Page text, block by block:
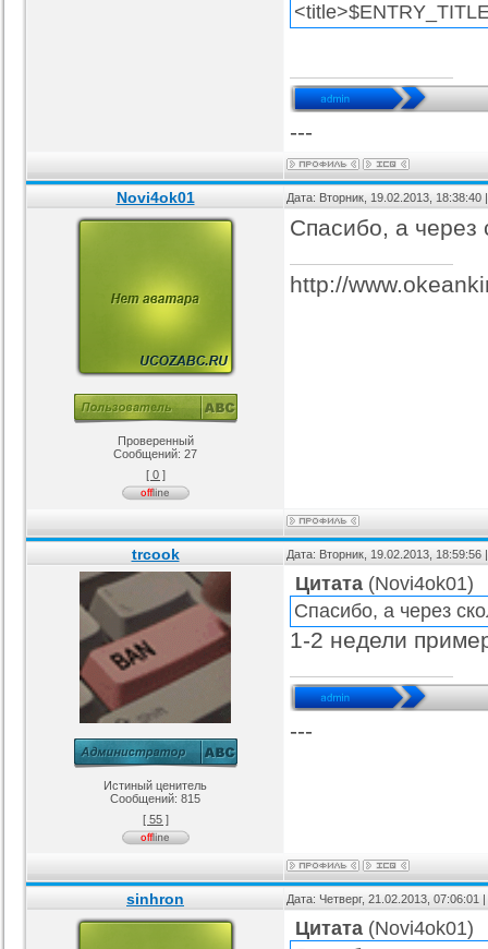
---
Novi4ok01 Дата: Вторник, 19.02.2013,
Проверенный
Сообщений: 27
[ 0 ]
Спасибо, а через
http://
trcook Дата: Вторник, 19.02.2013,
Истиный ценитель
Сообщений: 815
[ 55 ]
Цитата (Novi4ok01)
Спасибо, а через
1-2 недели
---
sinhron Дата: Четверг, 21.02.2013,
Цитата (Novi4ok01)